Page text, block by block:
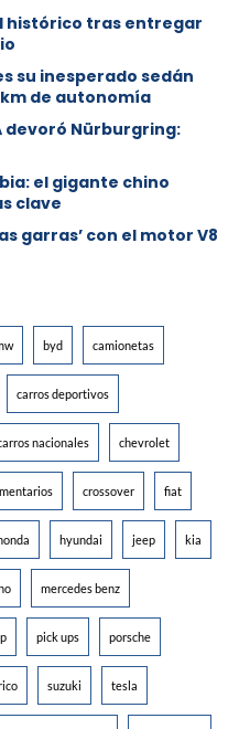
histórico tras entregar
su inesperado sedán
de autonomía
devoró Nürburgring:
el gigante chino
clave
garras’ con el motor V8
byd camionetas
carros deportivos
nacionales chevrolet
crossover fiat
hyundai jeep kia
mercedes benz
pick ups porsche
suzuki tesla